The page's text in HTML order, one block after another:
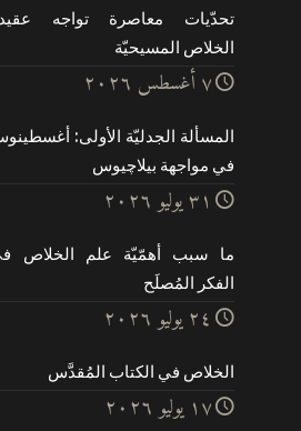
تحدّيات معاصرة تواجه
الخلاص المسيحيّة
۷ أغسطس ۲۰۲٦
المسألة الجدليّة الأولى:
في مواجهة بيلاچيوس
۳۱ يوليو ۲۰۲٦
ما سبب أهمّيّة علم الخلاص
الفكر المُصلَح
۲٤ يوليو ۲۰۲٦
الخلاص في الكتاب المُقدَّس
۱۷ يوليو ۲۰۲٦